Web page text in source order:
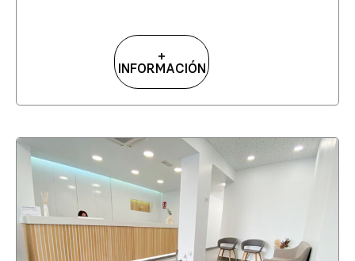
+
INFORMACIÓN